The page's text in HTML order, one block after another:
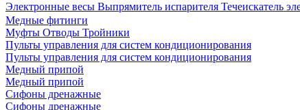
Электронные весы Выпрямитель испарителя Течеискатель
Медные фитинги
Муфты Отводы Тройники
Пульты управления для систем кондиционирования
Пульты управления для систем кондиционирования
Медный припой
Медный припой
Сифоны дренажные
Сифоны дренажные